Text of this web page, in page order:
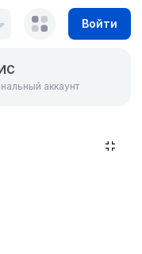
Войти
аккаунт